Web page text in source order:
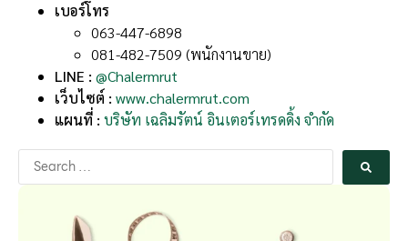
เบอร์โทร
063-447-6898
081-482-7509 (พนักงานขาย)
LINE : @Chalermrut
เว็บไซต์ : www.chalermrut.com
แผนที่ : บริษัท เฉลิมรัตน์ อินเตอร์เทรดดิ้ง จำกัด